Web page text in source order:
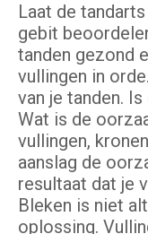
Laat de
gebit
tanden gezond
vullingen in
van je tanden.
Wat is de
vullingen,
aanslag de
resultaat dat je
Bleken is niet
oplossing.